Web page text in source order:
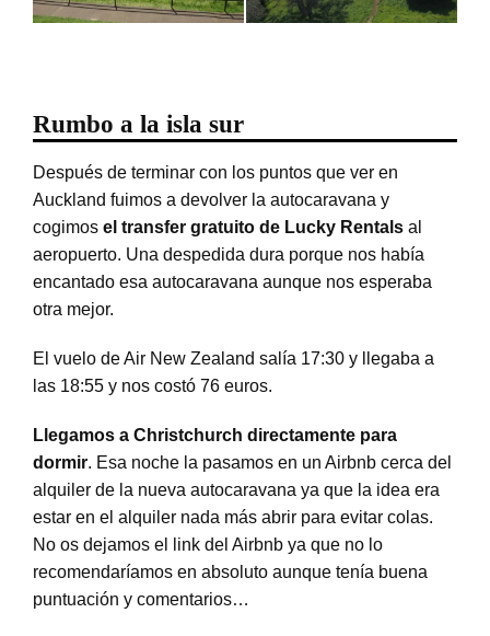
Rumbo a la isla sur
Después de terminar con los puntos que ver en
Auckland fuimos a devolver la autocaravana y
cogimos el transfer gratuito de Lucky Rentalsal
aeropuerto. Una despedida dura porque nos había
encantado esa autocaravana aunque nos esperaba
otra mejor.
El vuelo de Air New Zealand salía 17:30 y llegaba a
las 18:55 y nos costó 76 euros.
Llegamos a Christchurch directamente para
dormir. Esa noche la pasamos en un Airbnb cerca del
alquiler de la nueva autocaravana ya que la idea era
estar en el alquiler nada más abrir para evitar colas.
No os dejamos el link del Airbnb ya que no lo
recomendaríamos en absoluto aunque tenía buena
puntuación y comentarios…